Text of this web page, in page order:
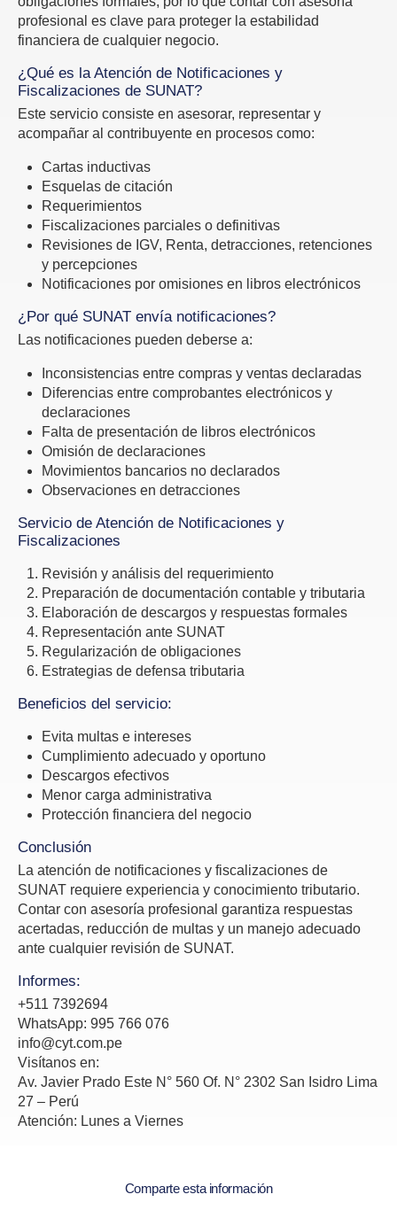
profesional es clave para proteger la estabilidad
financiera de cualquier negocio.
¿Qué es la Atención de Notificaciones y
Fiscalizaciones de SUNAT?
Este servicio consiste en asesorar, representar y
acompañar al contribuyente en procesos como:
Cartas inductivas
Esquelas de citación
Requerimientos
Fiscalizaciones parciales o definitivas
Revisiones de IGV, Renta, detracciones, retenciones
y percepciones
Notificaciones por omisiones en libros electrónicos
¿Por qué SUNAT envía notificaciones?
Las notificaciones pueden deberse a:
Inconsistencias entre compras y ventas declaradas
Diferencias entre comprobantes electrónicos y
declaraciones
Falta de presentación de libros electrónicos
Omisión de declaraciones
Movimientos bancarios no declarados
Observaciones en detracciones
Servicio de Atención de Notificaciones y
Fiscalizaciones
Revisión y análisis del requerimiento
Preparación de documentación contable y tributaria
Elaboración de descargos y respuestas formales
Representación ante SUNAT
Regularización de obligaciones
Estrategias de defensa tributaria
Beneficios del servicio:
Evita multas e intereses
Cumplimiento adecuado y oportuno
Descargos efectivos
Menor carga administrativa
Protección financiera del negocio
Conclusión
La atención de notificaciones y fiscalizaciones de
SUNAT requiere experiencia y conocimiento tributario.
Contar con asesoría profesional garantiza respuestas
acertadas, reducción de multas y un manejo adecuado
ante cualquier revisión de SUNAT.
Informes:
+511 7392694
WhatsApp: 995 766 076
info@cyt.com.pe
Visítanos en:
Av. Javier Prado Este N° 560 Of. N° 2302 San Isidro Lima
27 – Perú
Atención: Lunes a Viernes
Comparte esta información